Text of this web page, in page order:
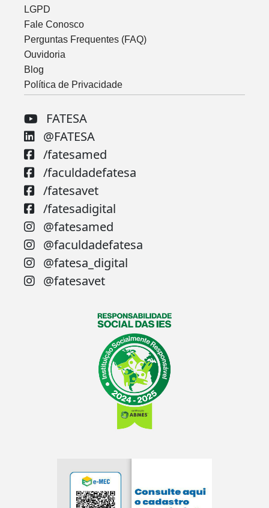
LGPD
Fale Conosco
Perguntas Frequentes (FAQ)
Ouvidoria
Blog
Política de Privacidade
FATESA
@FATESA
/fatesamed
/faculdadefatesa
/fatesavet
/fatesadigital
@fatesamed
@faculdadefatesa
@fatesa_digital
@fatesavet